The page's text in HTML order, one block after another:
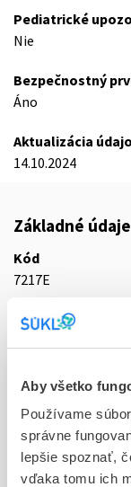
Aby všetko
Používame
správne
lepšie spoznať,
vďaka tomu ich
Pediatrické
Nie
Bezpečnostný
Áno
Aktualizácia
14.10.2024
Základné
Kód
7217E
Registračné číslo
Doplnok
Stav
R - Aktuálna